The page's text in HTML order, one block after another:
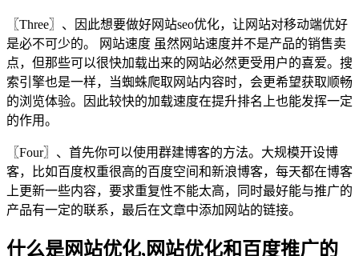
〖Three〗、因此想要做好网站seo优化，让网站对移动端优好
是必不可少的。 网站速度 虽然网站速度并不是产品的销售卖
点，但那些可以很快加载出来的网站必然更受用户的喜爱。搜
索引擎也是一样，当蜘蛛爬取网站内容时，会更希望获取顺畅
的浏览体验。因此较快的加载速度在提升排名上也能发挥一定
的作用。
〖Four〗、首先你可以使用群建博客的方法。大规模开设博
客，比如百度权重很高的百度空间和新浪博客，每天都在博客
上更新一些内容，要求重复性不能太高，同时最好能与推广的
产品有一定的联系，最后在文章中添加网站的链接。
什么是网站优化,网站优化和百度推广的